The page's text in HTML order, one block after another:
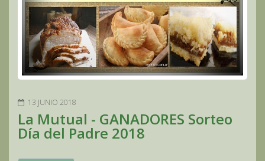
13 JUNIO 2018
La Mutual - GANADORES Sorteo
Día del Padre 2018